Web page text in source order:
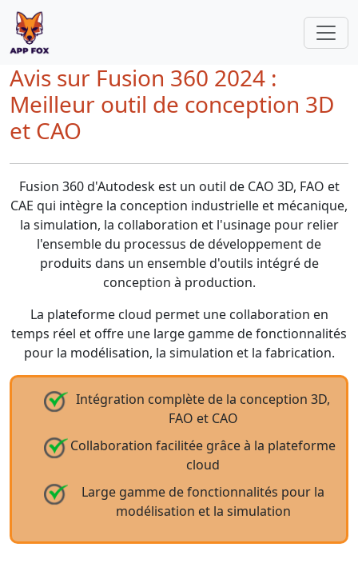
Avis sur Fusion 360 2024 :
Meilleur outil de conception 3D
et CAO
Fusion 360 d'Autodesk est un outil de CAO 3D, FAO et
CAE qui intègre la conception industrielle et mécanique,
la simulation, la collaboration et l'usinage pour relier
l'ensemble du processus de développement de
produits dans un ensemble d'outils intégré de
conception à production.
La plateforme cloud permet une collaboration en
temps réel et offre une large gamme de fonctionnalités
pour la modélisation, la simulation et la fabrication.
Intégration complète de la conception 3D,
FAO et CAO
Collaboration facilitée grâce à la plateforme
cloud
Large gamme de fonctionnalités pour la
modélisation et la simulation